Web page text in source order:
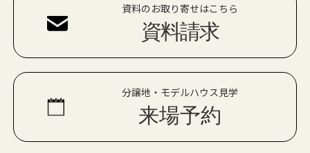
資料のお取り寄せはこちら
資料請求
分譲地・モデルハウス見学
来場予約